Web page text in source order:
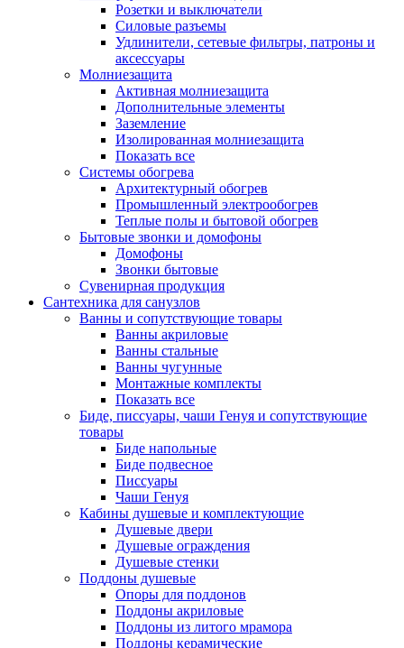
Розетки и выключатели
Силовые разъемы
Удлинители, сетевые фильтры, патроны и
аксессуары
Молниезащита
Активная молниезащита
Дополнительные элементы
Заземление
Изолированная молниезащита
Показать все
Системы обогрева
Архитектурный обогрев
Промышленный электрообогрев
Теплые полы и бытовой обогрев
Бытовые звонки и домофоны
Домофоны
Звонки бытовые
Сувенирная продукция
Сантехника для санузлов
Ванны и сопутствующие товары
Ванны акриловые
Ванны стальные
Ванны чугунные
Монтажные комплекты
Показать все
Биде, писсуары, чаши Генуя и сопутствующие
товары
Биде напольные
Биде подвесное
Писсуары
Чаши Генуя
Кабины душевые и комплектующие
Душевые двери
Душевые ограждения
Душевые стенки
Поддоны душевые
Опоры для поддонов
Поддоны акриловые
Поддоны из литого мрамора
Поддоны керамические